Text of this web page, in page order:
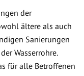
der
ältere als auch
Sanierungen
Wasserrohre.
für alle Betroffenen